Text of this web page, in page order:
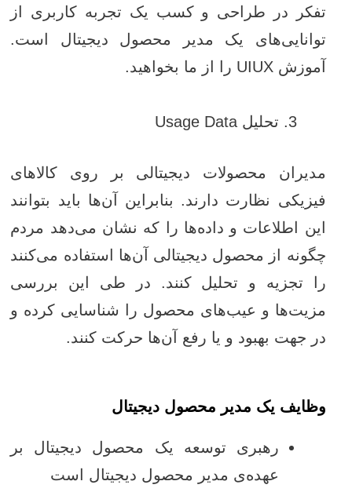
تفکر در طراحی و کسب یک تجربه کاربری از
توانایی‌های یک مدیر محصول دیجیتال است.
آموزش UIUX را از ما بخواهید.
تحلیل Usage Data
مدیران محصولات دیجیتالی بر روی کالاهای
فیزیکی نظارت دارند. بنابراین آن‌ها باید بتوانند
این اطلاعات و داده‌ها را که نشان می‌دهد مردم
چگونه از محصول دیجیتالی آن‌ها استفاده می‌کنند
را تجزیه و تحلیل کنند. در طی این بررسی
مزیت‌ها و عیب‌های محصول را شناسایی کرده و
در جهت بهبود و یا رفع آن‌ها حرکت کنند.
وظایف یک مدیر محصول دیجیتال
رهبری توسعه یک محصول دیجیتال بر
عهده‌‌ی مدیر محصول دیجیتال است